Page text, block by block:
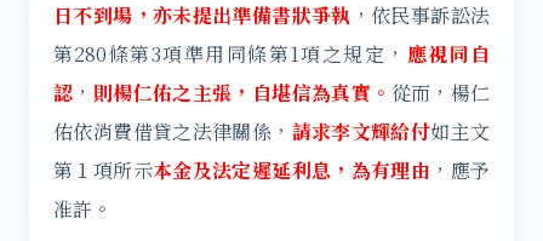
日不到場，亦未提出準備書狀爭執 ，依民事訴訟法
第280條第3項準用同條第1項之規定， 應視同自
認 ， 則楊仁佑之主張，自堪信為真實。 從而，楊仁
佑依消費借貸之法律關係， 請求李文輝給付如主文
第１項所示本金及法定遲延利息，為有理由 ，應予
准許。